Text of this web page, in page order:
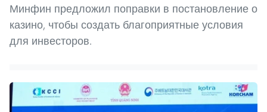
Минфин предложил поправки в постановление о
казино, чтобы создать благоприятные условия
для инвесторов.